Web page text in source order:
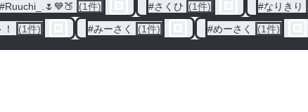
#Ruuchi_.🌷️💙🍑 (1件) #さくひ (1件) #なりきり
(1件) #みーさく (1件) #めーさく (1件)